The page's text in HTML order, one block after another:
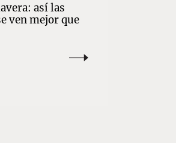
así las
ven mejor que